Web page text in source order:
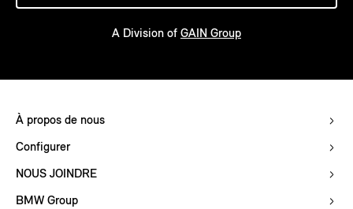
A Division of GAIN Group
À propos de nous
Configurer
NOUS JOINDRE
BMW Group